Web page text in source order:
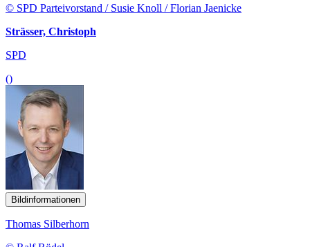
© SPD Parteivorstand / Susie Knoll / Florian Jaenicke
Strässer, Christoph
SPD
()
Bildinformationen
Thomas Silberhorn